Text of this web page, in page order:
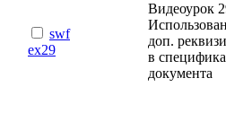
swf
ex29
Видеоурок
доп.
в
документа